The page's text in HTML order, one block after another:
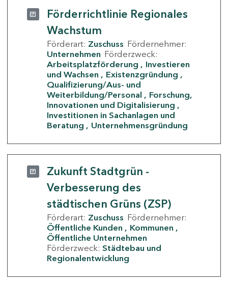
Förderrichtlinie Regionales
Wachstum
Förderart: Zuschuss Fördernehmer:
Unternehmen Förderzweck:
Arbeitsplatzförderung
Investieren
und Wachsen
Existenzgründung
Qualifizierung/Aus- und
Weiterbildung/Personal
Forschung,
Innovationen und Digitalisierung
Investitionen in Sachanlagen und
Beratung
Unternehmensgründung
Zukunft Stadtgrün -
Verbesserung des
städtischen Grüns (ZSP)
Förderart: Zuschuss Fördernehmer:
Öffentliche Kunden
Kommunen
Öffentliche Unternehmen
Förderzweck: Städtebau und
Regionalentwicklung